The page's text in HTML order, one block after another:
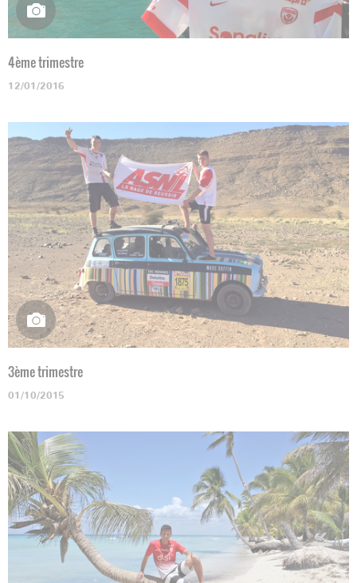
4ème trimestre
12/01/2016
3ème trimestre
01/10/2015